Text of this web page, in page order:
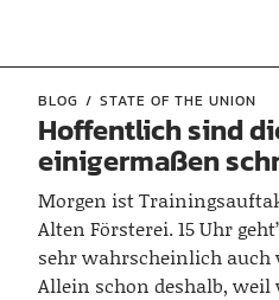
BLOG STATE OF THE UNION
Hoffentlich sind
einigermaßen
Morgen ist
Alten Försterei. 15 Uhr
sehr wahrscheinlich auch
Allein schon deshalb,